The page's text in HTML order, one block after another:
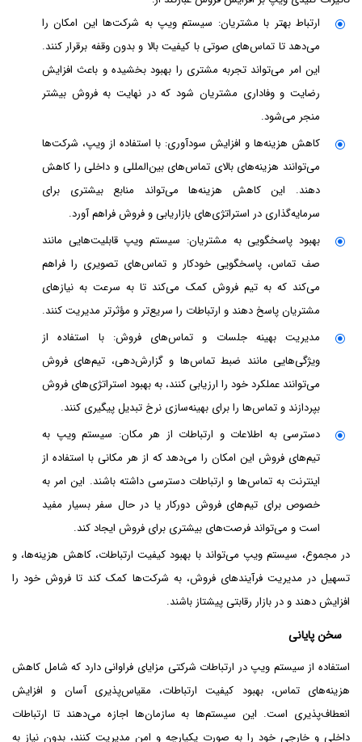
ارتباط بهتر با مشتریان: سیستم ویپ به شرکت‌ها این امکان را
می‌دهد تا تماس‌های صوتی با کیفیت بالا و بدون وقفه برقرار کنند.
این امر می‌تواند تجربه مشتری را بهبود بخشیده و باعث افزایش
رضایت و وفاداری مشتریان شود که در نهایت به فروش بیشتر
منجر می‌شود.
کاهش هزینه‌ها و افزایش سودآوری: با استفاده از ویپ، شرکت‌ها
می‌توانند هزینه‌های بالای تماس‌های بین‌المللی و داخلی را کاهش
دهند. این کاهش هزینه‌ها می‌تواند منابع بیشتری برای
سرمایه‌گذاری در استراتژی‌های بازاریابی و فروش فراهم آورد.
بهبود پاسخگویی به مشتریان: سیستم ویپ قابلیت‌هایی مانند
صف تماس، پاسخگویی خودکار و تماس‌های تصویری را فراهم
می‌کند که به تیم فروش کمک می‌کند تا به سرعت به نیازهای
مشتریان پاسخ دهند و ارتباطات را سریع‌تر و مؤثرتر مدیریت کنند.
مدیریت بهینه جلسات و تماس‌های فروش: با استفاده از
ویژگی‌هایی مانند ضبط تماس‌ها و گزارش‌دهی، تیم‌های فروش
می‌توانند عملکرد خود را ارزیابی کنند، به بهبود استراتژی‌های فروش
بپردازند و تماس‌ها را برای بهینه‌سازی نرخ تبدیل پیگیری کنند.
دسترسی به اطلاعات و ارتباطات از هر مکان: سیستم ویپ به
تیم‌های فروش این امکان را می‌دهد که از هر مکانی با استفاده از
اینترنت به تماس‌ها و ارتباطات دسترسی داشته باشند. این امر به
خصوص برای تیم‌های فروش دورکار یا در حال سفر بسیار مفید
است و می‌تواند فرصت‌های بیشتری برای فروش ایجاد کند.
در مجموع، سیستم ویپ می‌تواند با بهبود کیفیت ارتباطات، کاهش هزینه‌ها، و
تسهیل در مدیریت فرآیندهای فروش، به شرکت‌ها کمک کند تا فروش خود را
افزایش دهند و در بازار رقابتی پیشتاز باشند.
سخن پایانی
استفاده از سیستم ویپ در ارتباطات شرکتی مزایای فراوانی دارد که شامل کاهش
هزینه‌های تماس، بهبود کیفیت ارتباطات، مقیاس‌پذیری آسان و افزایش
انعطاف‌پذیری است. این سیستم‌ها به سازمان‌ها اجازه می‌دهند تا ارتباطات
داخلی و خارجی خود را به صورت یکپارچه و امن مدیریت کنند، بدون نیاز به